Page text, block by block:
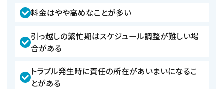
料金はやや高めなことが多い
引っ越しの繁忙期はスケジュール調整が難しい場
合がある
トラブル発生時に責任の所在があいまいになるこ
とがある